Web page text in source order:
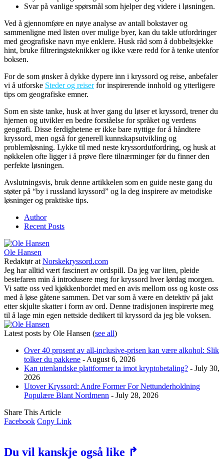
Svar på vanlige spørsmål som hjelper deg videre i løsningen.
Ved å gjennomføre en nøye analyse av antall bokstaver og
sammenligne med listen over mulige byer, kan du takle utfordringer
med geografiske navn mye enklere. Husk råd som å dobbeltsjekke
hint, bruke filtreringsteknikker og ikke være redd for å tenke utenfor
boksen.
For de som ønsker å dykke dypere inn i kryssord og reise, anbefaler
vi å utforske Steder og reiserfor inspirerende innhold og ytterligere
tips om geografiske emner.
Som en siste tanke, husk at hver gang du løser et kryssord, trener du
hjernen og utvikler en bedre forståelse for språket og verdens
geografi. Disse ferdighetene er ikke bare nyttige for å håndtere
kryssord, men også for generell kunnskapsutvikling og
problemløsning. Lykke til med neste kryssordutfordring, og husk at
nøkkelen ofte ligger i å prøve flere tilnærminger før du finner den
perfekte løsningen.
Avslutningsvis, bruk denne artikkelen som en guide neste gang du
støter på “by i russland kryssord” og la deg inspirere av metodiske
løsninger og praktiske tips.
Author
Recent Posts
Ole Hansen
Redaktørat Norskekryssord.com
Jeg har alltid vært fascinert av ordspill. Da jeg var liten, pleide
bestefaren min å introdusere meg for kryssord hver lørdag morgen.
Vi satte oss ved kjøkkenbordet med en avis mellom oss og koste oss
med å løse gåtene sammen. Det var som å være en detektiv på jakt
etter skjulte skatter i form av ord. Denne tradisjonen inspirerte meg
til å lage min egen nettside dedikert til kryssord da jeg ble voksen.
Latest posts by Ole Hansen (see all)
Over 40 prosent av all-inclusive-prisen kan være alkohol: Slik
tolker du pakkene - August 6, 2026
Kan utenlandske plattformer ta imot kryptobetaling? - July 30,
2026
Utover Kryssord: Andre Former For Nettunderholdning
Populære Blant Nordmenn - July 28, 2026
Share This Article
Facebook Copy Link
Du vil kanskje også like ↱